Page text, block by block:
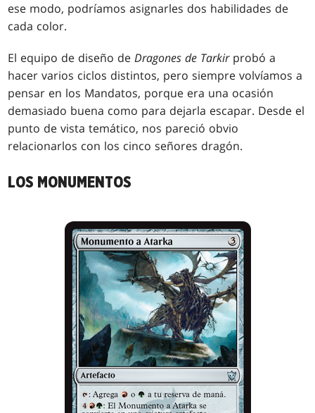
ese modo, podríamos asignarles dos habilidades de
cada color.
El equipo de diseño deDragones de Tarkirprobó a
hacer varios ciclos distintos, pero siempre volvíamos a
pensar en los Mandatos, porque era una ocasión
demasiado buena como para dejarla escapar. Desde el
punto de vista temático, nos pareció obvio
relacionarlos con los cinco señores dragón.
LOS MONUMENTOS